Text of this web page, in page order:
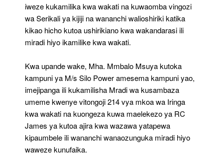
iweze kukamilika kwa wakati na kuwaomba vingozi
wa Serikali ya kijiji na wananchi walioshiriki katika
kikao hicho kutoa ushirikiano kwa wakandarasi ili
miradi hiyo ikamilike kwa wakati.
Kwa upande wake, Mha. Mmbalo Msuya kutoka
kampuni ya M/s Silo Power amesema kampuni yao,
imejipanga ili kukamilisha Mradi wa kusambaza
umeme kwenye vitongoji 214 vya mkoa wa Iringa
kwa wakati na kuongeza kuwa maelekezo ya RC
James ya kutoa ajira kwa wazawa yatapewa
kipaumbele ili wananchi wanaozunguka miradi hiyo
waweze kunufaika.